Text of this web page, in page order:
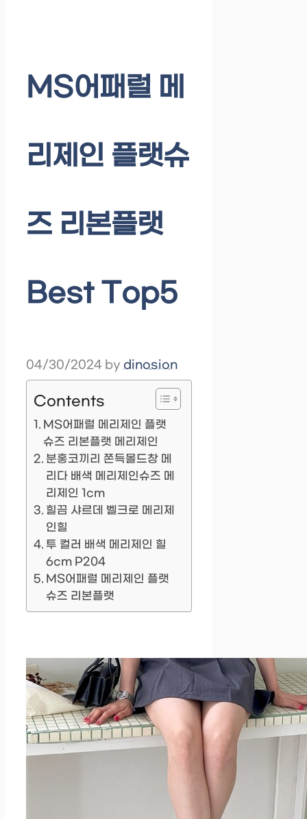
MS어패럴 메
리제인 플랫슈
즈 리본플랫
Best Top5
04/30/2024 by dinosion
Contents
MS어패럴 메리제인 플랫
슈즈 리본플랫 메리제인
분홍코끼리 쫀득몰드창 메
리다 배색 메리제인슈즈 메
리제인 1cm
힐끔 샤르데 벨크로 메리제
인힐
투 컬러 배색 메리제인 힐
6cm P204
MS어패럴 메리제인 플랫
슈즈 리본플랫